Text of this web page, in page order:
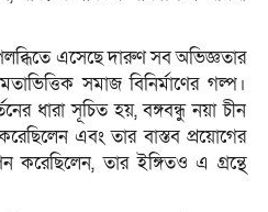
এসেছে দারুণ সব অভিজ্ঞতার
সমাজ বিনির্মাণের গল্প।
ধারা সূচিত হয়, বঙ্গবন্ধু নয়া চীন
এবং তার বাস্তব প্রয়োগের
করেছিলেন, তার ইঙ্গিতও এ গ্রন্থে